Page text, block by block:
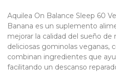
Aquilea On Balance Sleep 60
Banana es un suplemento
mejorar la calidad del sueño de
deliciosas gominolas veganas,
combinan ingredientes que
facilitando un descanso